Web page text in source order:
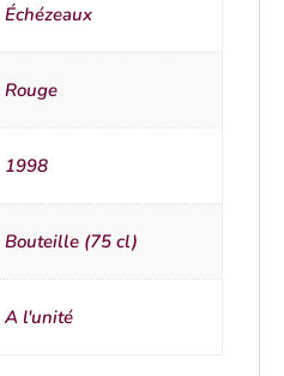
Échézeaux
Rouge
1998
Bouteille (75 cl)
A l'unité